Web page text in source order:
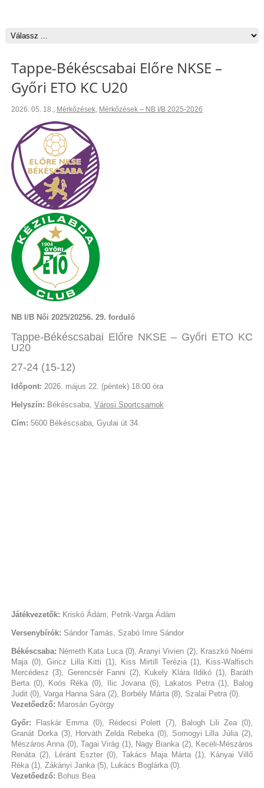
Tappe-Békéscsabai Előre NKSE –
Győri ETO KC U20
2026. 05. 18., Mérkőzések, Mérkőzések – NB I/B 2025-2026
NB I/B Női 2025/20256. 29. forduló
Tappe-Békéscsabai Előre NKSE – Győri ETO KC
U20
27-24 (15-12)
Időpont: 2026. május 22. (péntek) 18:00 óra
Helyszín: Békéscsaba, Városi Sportcsarnok
Cím: 5600 Békéscsaba, Gyulai út 34.
Játékvezetők: Kriskó Ádám, Petrik-Varga Ádám
Versenybírók: Sándor Tamás, Szabó Imre Sándor
Békéscsaba: Németh Kata Luca (0), Aranyi Vivien (2), Kraszkó Noémi
Maja (0), Giricz Lilla Kitti (1), Kiss Mirtill Terézia (1), Kiss-Walfisch
Mercédesz (3), Gerencsér Fanni (2), Kukely Klára Ildikó (1), Baráth
Berta (0), Koós Réka (0), Ilic Jovana (6), Lakatos Petra (1), Balog
Judit (0), Varga Hanna Sára (2), Borbély Márta (8), Szalai Petra (0).
Vezetőedző: Marosán György
Győr: Flaskár Emma (0), Rédecsi Polett (7), Balogh Lili Zea (0),
Granát Dorka (3), Horváth Zelda Rebeka (0), Somogyi Lilla Júlia (2),
Mészáros Anna (0), Tagai Virág (1), Nagy Bianka (2), Keceli-Mészáros
Renáta (2), Léránt Eszter (0), Takács Maja Márta (1), Kányai Villő
Réka (1), Zákányi Janka (5), Lukács Boglárka (0).
Vezetőedző: Bohus Bea